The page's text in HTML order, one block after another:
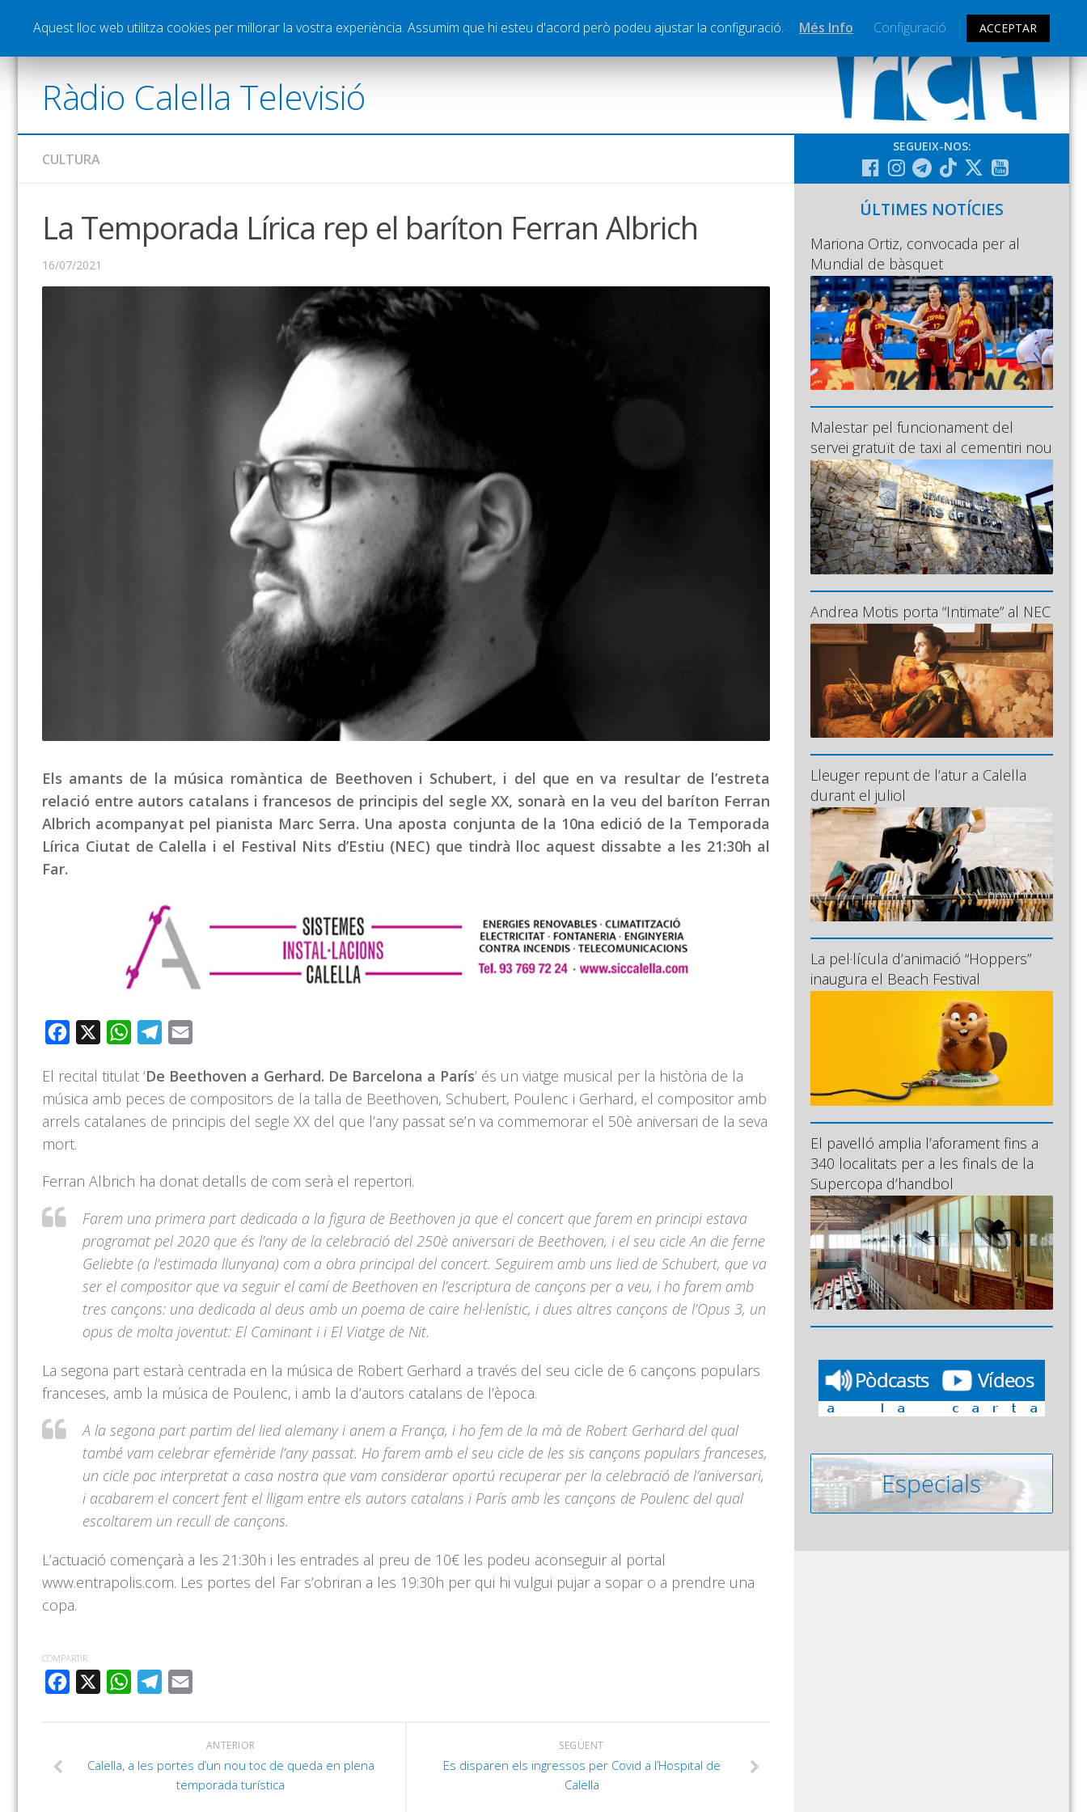
Notícies Esports Pòdcasts Vídeos Graella Publicitat Contacte
Ràdio Calella Televisió
CULTURA
La Temporada Lírica rep el baríton Ferran Albrich
16/07/2021
Els amants de la música romàntica de Beethoven i Schubert, i del que en va resultar de l’estreta
relació entre autors catalans i francesos de principis del segle XX, sonarà en la veu del baríton Ferran
Albrich acompanyat pel pianista Marc Serra. Una aposta conjunta de la 10na edició de la Temporada
Lírica Ciutat de Calella i el Festival Nits d’Estiu (NEC) que tindrà lloc aquest dissabte a les 21:30h al
Far.
Facebook WhatsAppTelegram
El recital titulat ‘De Beethoven a Gerhard. De Barcelona a París’ és un viatge musical per la història de la
música amb peces de compositors de la talla de Beethoven, Schubert, Poulenc i Gerhard, el compositor amb
arrels catalanes de principis del segle XX del que l’any passat se’n va commemorar el 50è aniversari de la seva
mort.
Ferran Albrich ha donat detalls de com serà el repertori.
Farem una primera part dedicada a la figura de Beethoven ja que el concert que farem en principi estava
programat pel 2020 que és l’any de la celebració del 250è aniversari de Beethoven, i el seu cicle An die ferne
Geliebte (a l’estimada llunyana) com a obra principal del concert. Seguirem amb uns lied de Schubert, que va
ser el compositor que va seguir el camí de Beethoven en l’escriptura de cançons per a veu, i ho farem amb
tres cançons: una dedicada al deus amb un poema de caire hel·lenístic, i dues altres cançons de l’Opus 3, un
opus de molta joventut: El Caminant i i El Viatge de Nit.
La segona part estarà centrada en la música de Robert Gerhard a través del seu cicle de 6 cançons populars
franceses, amb la música de Poulenc, i amb la d’autors catalans de l’època.
A la segona part partim del lied alemany i anem a França, i ho fem de la mà de Robert Gerhard del qual
també vam celebrar efemèride l’any passat. Ho farem amb el seu cicle de les sis cançons populars franceses,
un cicle poc interpretat a casa nostra que vam considerar oportú recuperar per la celebració de l’aniversari,
i acabarem el concert fent el lligam entre els autors catalans i París amb les cançons de Poulenc del qual
escoltarem un recull de cançons.
L’actuació començarà a les 21:30h i les entrades al preu de 10€ les podeu aconseguir al portal
www.entrapolis.com. Les portes del Far s’obriran a les 19:30h per qui hi vulgui pujar a sopar o a prendre una
copa.
COMPARTIR
FACEBOOK
WHATSAPPTELEGRAM
SEGÜENT
Es disparen els ingressos per Covid a l’Hospital de
Calella
ANTERIOR
Calella, a les portes d’un nou toc de queda en plena
temporada turística
SEGUEIX-NOS:
ÚLTIMES NOTÍCIES
Mariona Ortiz, convocada per al
Mundial de bàsquet
Malestar pel funcionament del
servei gratuït de taxi al cementiri nou
Andrea Motis porta “Intimate” al NEC
Lleuger repunt de l’atur a Calella
durant el juliol
La pel·lícula d’animació “Hoppers”
inaugura el Beach Festival
El pavelló amplia l’aforament fins a
340 localitats per a les finals de la
Supercopa d’handbol
Aquest lloc web utilitza cookies per millorar la vostra experiència. Assumim que hi esteu d'acord però podeu ajustar la configuració. Més Info Configuració ACCEPTAR